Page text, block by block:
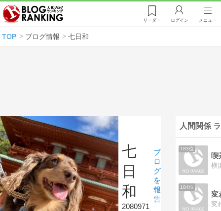
リーダー ログイン メニュー
TOP ブログ情報 七日和
七
日
和
2080971
ブ
ロ
グ
を
報
告
人間関係
183位
喫
184位
変